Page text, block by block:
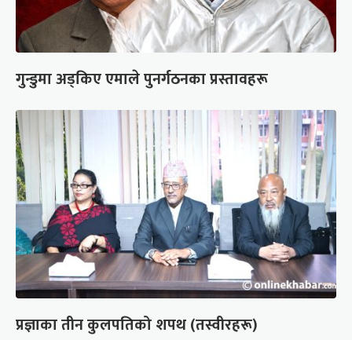
गुन्डुमा अड्किए एमाले पुनर्गठनका प्रस्तावहरू
प्रज्ञाका तीन कुलपतिको शपथ (तस्वीरहरू)